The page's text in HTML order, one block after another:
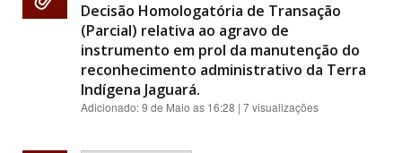
Decisão Homologatória de Transação
(Parcial) relativa ao agravo de
instrumento em prol da manutenção do
reconhecimento administrativo da Terra
Indígena Jaguará.
Adicionado:9 de Maio as 16:28 | 7 visualizações